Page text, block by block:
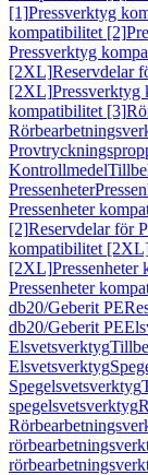
[1]Pressverktyg
kompatibilitet [2]
Pressverktyg
[2XL]Reservdelar
[2XL]
kompatibilitet [3]
Kontrollmedel
Pressenheter
Pressenheter
[2]Reservdelar för
kompatibilitet
[2XL]
Pressenheter
db20/Geberit PE
db20/Geberit PE
Elsvetsverktyg
Elsvetsverktyg
Spegelsvetsverktyg
spegelsvetsverktyg